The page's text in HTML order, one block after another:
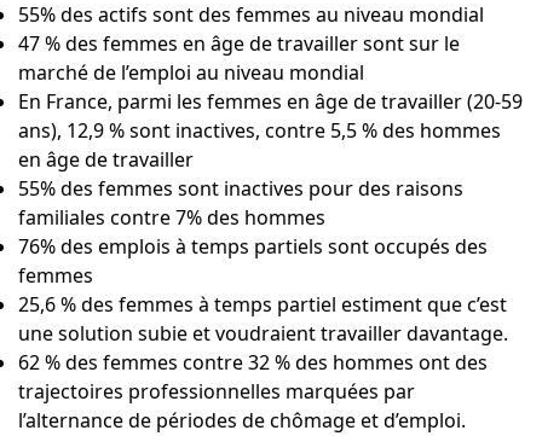
55% des actifs sont des femmes au niveau mondial
47 % des femmes en âge de travailler sont sur le
marché de l’emploi au niveau mondial
En France, parmi les femmes en âge de travailler (20-59
ans), 12,9 % sont inactives, contre 5,5 % des hommes
en âge de travailler
55% des femmes sont inactives pour des raisons
familiales contre 7% des hommes
76% des emplois à temps partiels sont occupés des
femmes
25,6 % des femmes à temps partiel estiment que c’est
une solution subie et voudraient travailler davantage.
62 % des femmes contre 32 % des hommes ont des
trajectoires professionnelles marquées par
l’alternance de périodes de chômage et d’emploi.